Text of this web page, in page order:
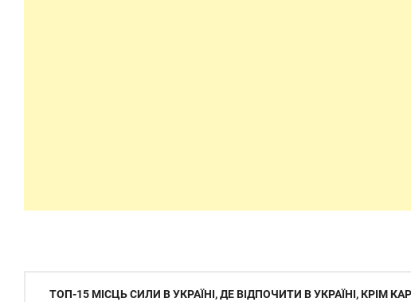
Навігація
ТОП-15 МІСЦЬ СИЛИ В УКРАЇНІ, ДЕ ВІДПОЧИТИ В УКРАЇНІ, КРІМ